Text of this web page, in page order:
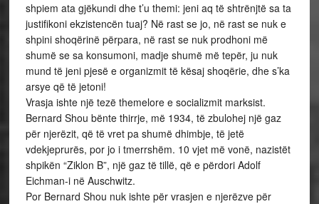
shpiem ata gjëkundi dhe t’u themi: jeni aq të shtrënjtë sa ta
justifikoni ekzistencën tuaj? Në rast se jo, në rast se nuk e
shpini shoqërinë përpara, në rast se nuk prodhoni më
shumë se sa konsumoni, madje shumë më tepër, ju nuk
mund të jeni pjesë e organizmit të kësaj shoqërie, dhe s’ka
arsye që të jetoni!
Vrasja ishte një tezë themelore e socializmit marksist.
Bernard Shou bënte thirrje, më 1934, të zbulohej një gaz
për njerëzit, që të vret pa shumë dhimbje, të jetë
vdekjeprurës, por jo i tmerrshëm. 10 vjet më vonë, nazistët
shpikën “Ziklon B”, një gaz të tillë, që e përdori Adolf
Eichman-i në Auschwitz.
Por Bernard Shou nuk ishte për vrasjen e njerëzve për